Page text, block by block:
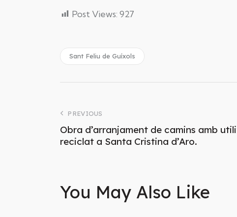
Post Views: 927
Sant Feliu de Guíxols
PREVIOUS
Obra d’arranjament de camins amb
reciclat a Santa Cristina d’Aro.
You May Also Like